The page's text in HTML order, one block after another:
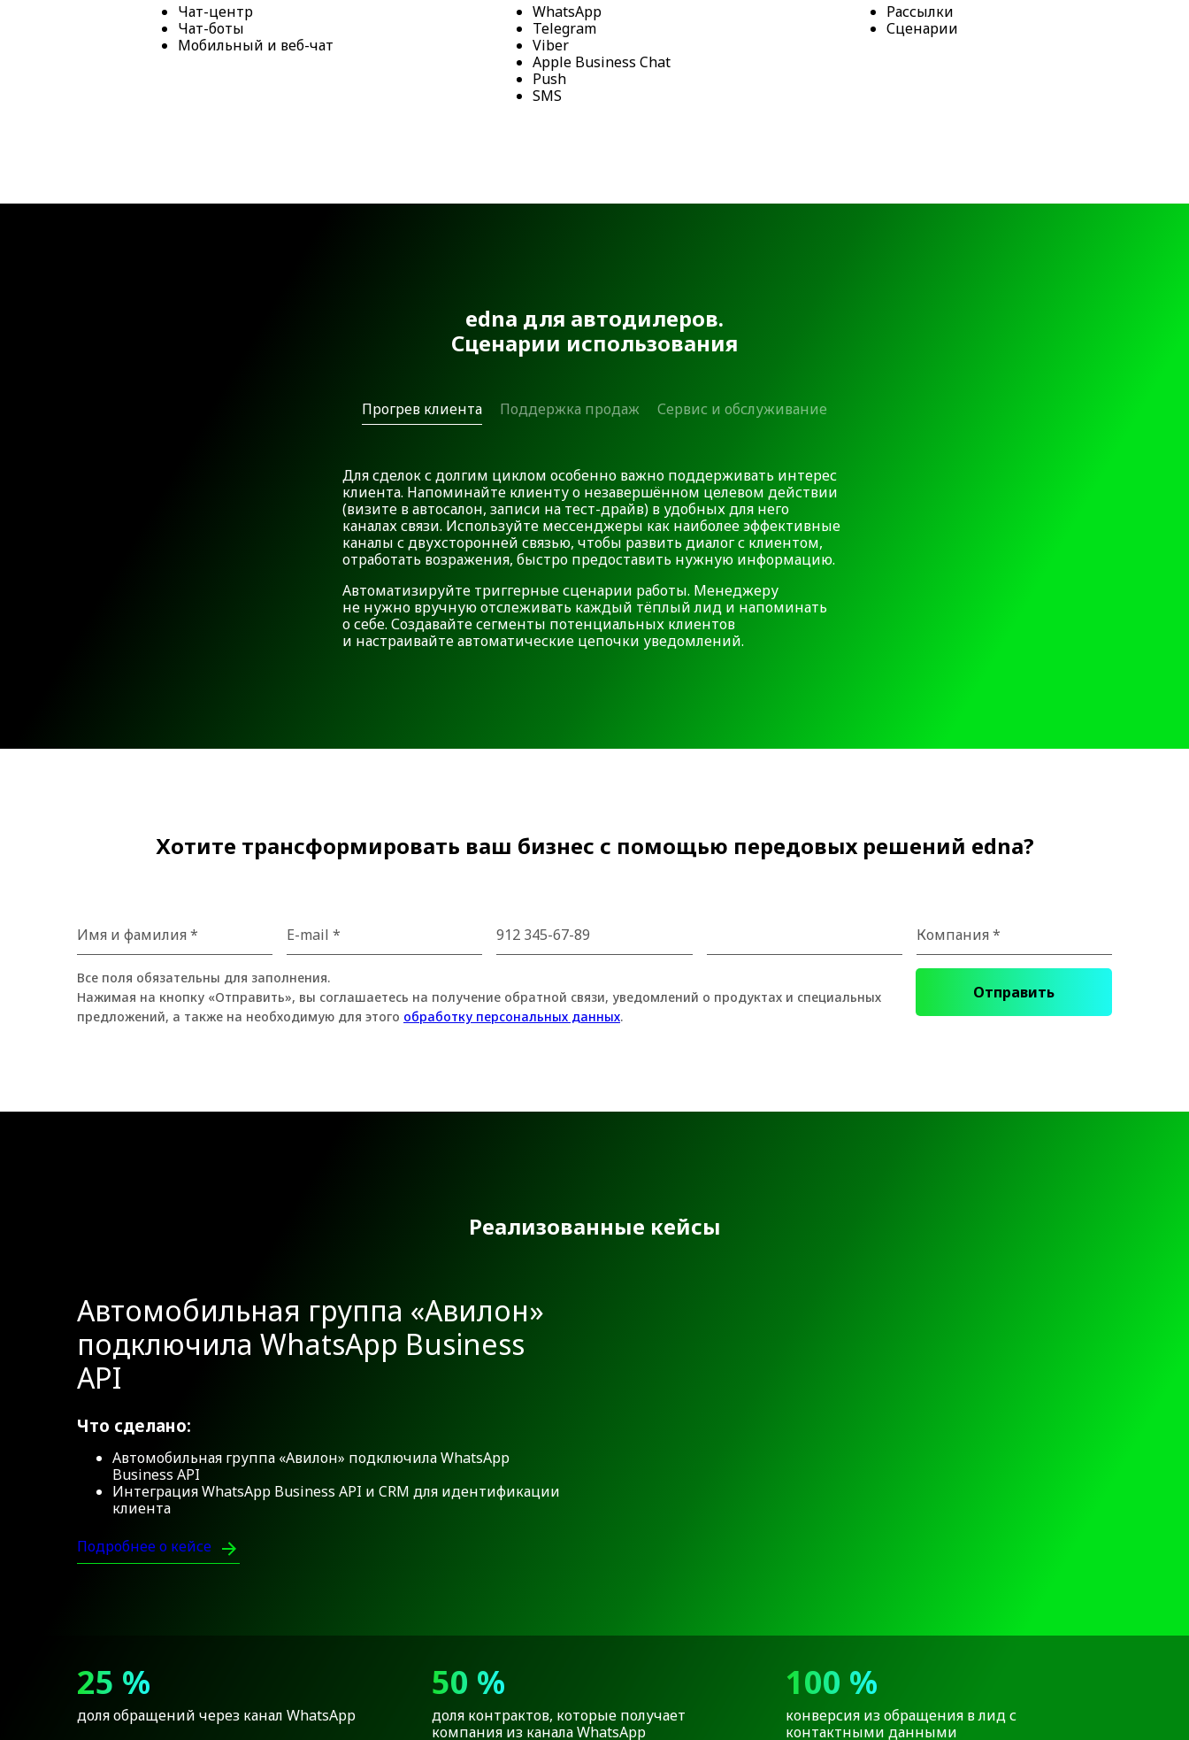
Чат-центр
Чат-боты
Мобильный и веб-чат
WhatsApp
Telegram
Viber
Apple Business Chat
Push
SMS
Рассылки
Сценарии
edna для автодилеров.
Сценарии использования
Прогрев клиента Поддержка продаж Сервис и обслуживание
Для сделок с долгим циклом особенно важно поддерживать интерес
клиента. Напоминайте клиенту о незавершённом целевом действии
(визите в автосалон, записи на тест-драйв) в удобных для него
каналах связи. Используйте мессенджеры как наиболее эффективные
каналы с двухсторонней связью, чтобы развить диалог с клиентом,
отработать возражения, быстро предоставить нужную информацию.
Автоматизируйте триггерные сценарии работы. Менеджеру
не нужно вручную отслеживать каждый тёплый лид и напоминать
о себе. Создавайте сегменты потенциальных клиентов
и настраивайте автоматические цепочки уведомлений.
Хотите трансформировать ваш бизнес с помощью передовых решений edna?
Все поля обязательны для заполнения.
Нажимая на кнопку «Отправить», вы соглашаетесь на получение обратной связи, уведомлений о продуктах и специальных
предложений, а также на необходимую для этого обработку персональных данных.
Отправить
Реализованные кейсы
Автомобильная группа «Авилон»
подключила WhatsApp Business
API
Что сделано:
Автомобильная группа «Авилон» подключила WhatsApp
Business API
Интеграция WhatsApp Business API и CRM для идентификации
клиента
Подробнее о кейсе
25 %
доля обращений через канал WhatsApp
50 %
доля контрактов, которые получает
компания из канала WhatsApp
100 %
конверсия из обращения в лид с
контактными данными